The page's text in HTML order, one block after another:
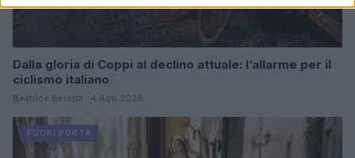
Dalla gloria di Coppi al declino attuale: l’allarme per il
ciclismo italiano
Beatrice Beretta · 4 Ago 2026
FUORI PORTA